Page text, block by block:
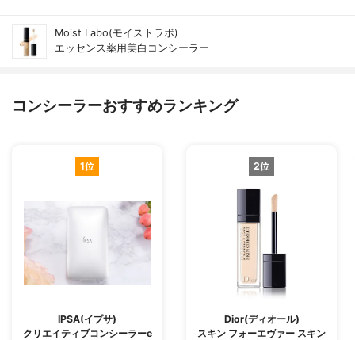
Moist Labo(モイストラボ)
エッセンス薬用美白コンシーラー
コンシーラーおすすめランキング
1位
IPSA(イプサ)
クリエイティブコンシーラーe
2位
Dior(ディオール)
スキン フォーエヴァー スキン